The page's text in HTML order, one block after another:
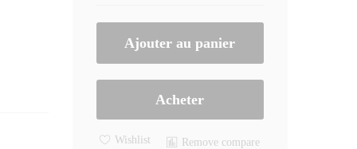
Ajouter au panier
Acheter
Wishlist Remove compare